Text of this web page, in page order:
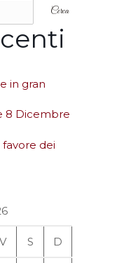
Cerca
in gran
8 Dicembre
dei
V S D